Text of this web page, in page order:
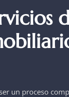
un proceso